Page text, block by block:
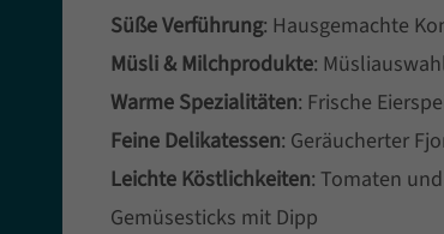
Süße Verführung: Hausgemachte
Müsli & Milchprodukte:
Warme Spezialitäten: Frische
Feine Delikatessen: Geräucherter
Leichte Köstlichkeiten: Tomaten
Gemüsesticks mit Dipp